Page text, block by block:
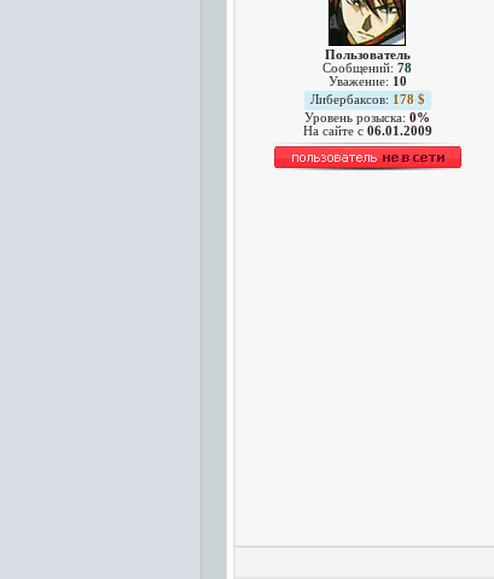
Пользователь
Сообщений: 78
Уважение: 10
Либербаксов: 178 $
Уровень розыска: 0%
На сайте c 06.01.2009